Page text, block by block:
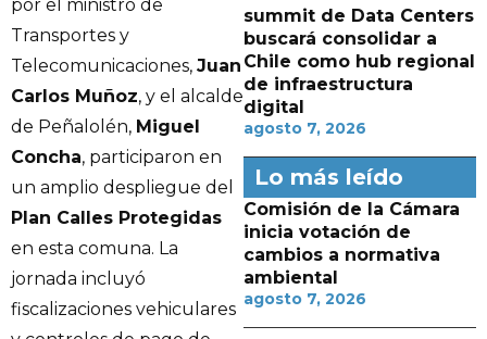
por el ministro de
Transportes y
Telecomunicaciones, Juan
Carlos Muñoz, y el alcalde
de Peñalolén, Miguel
Concha, participaron en
un amplio despliegue del
Plan Calles Protegidas
en esta comuna. La
jornada incluyó
fiscalizaciones vehiculares
summit de Data Centers
buscará consolidar a
Chile como hub regional
de infraestructura
digital
agosto 7, 2026
Lo más leído
Comisión de la Cámara
inicia votación de
cambios a normativa
ambiental
agosto 7, 2026